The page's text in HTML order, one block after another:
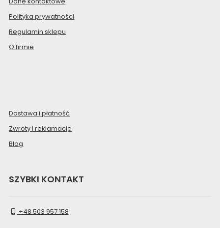
Polityka prywatności
Regulamin sklepu
O firmie
Dostawa i płatność
Zwroty i reklamacje
Blog
SZYBKI KONTAKT
+48 503 957 158